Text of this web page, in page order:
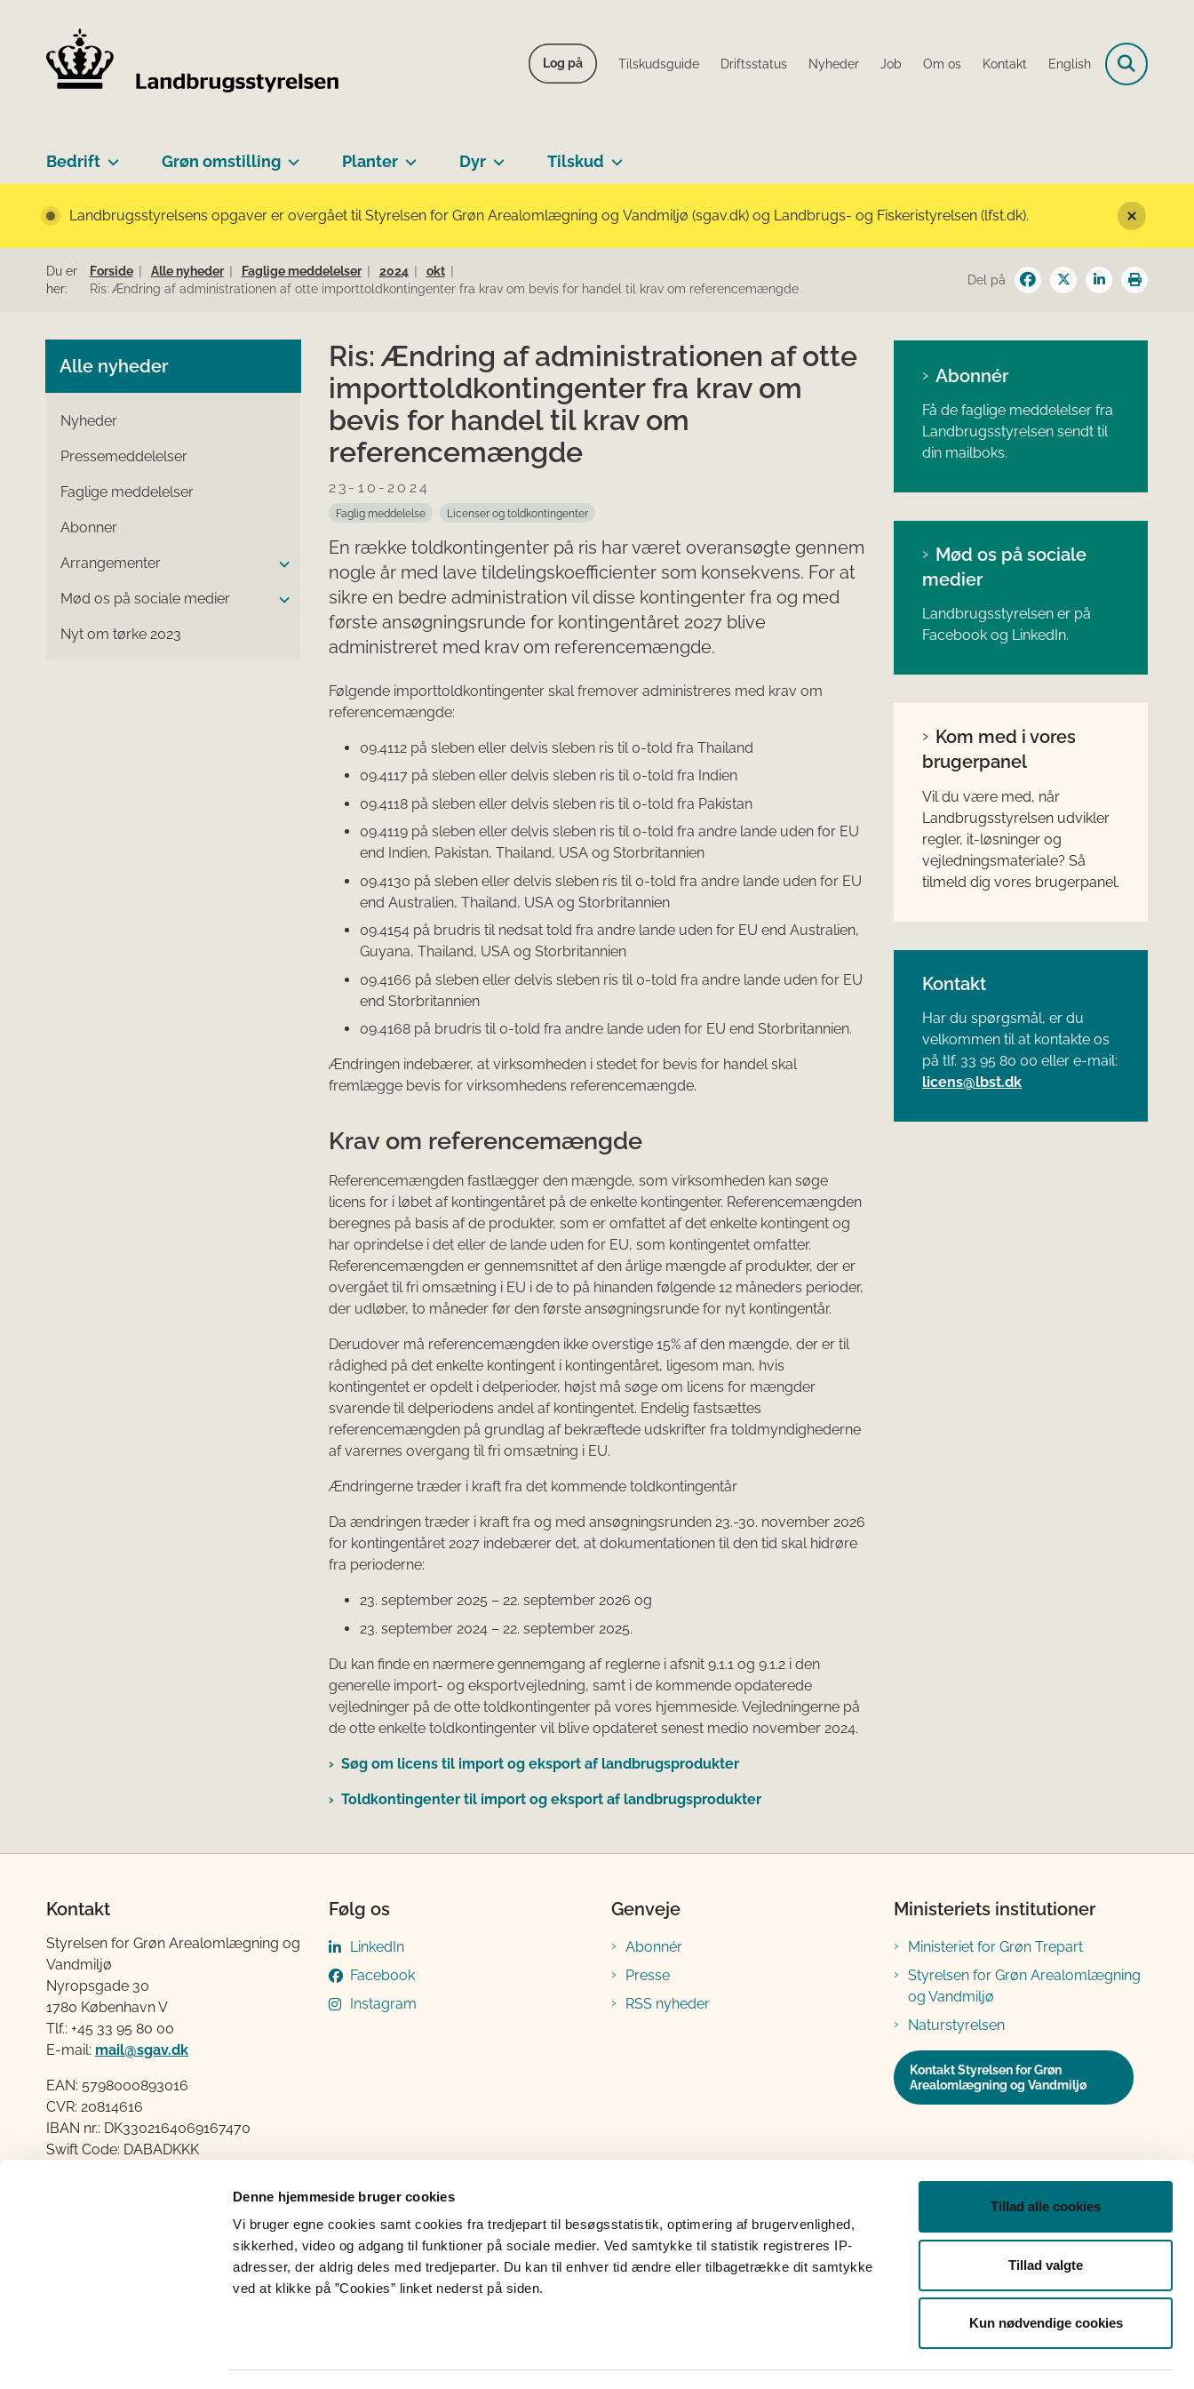
Denne hjemmeside bruger cookies
Vi bruger egne cookies samt cookies fra tredjepart til besøgsstatistik, optimering af brugervenlighed,
sikkerhed, video og adgang til funktioner på sociale medier. Ved samtykke til statistik registreres IP-
adresser, der aldrig deles med tredjeparter. Du kan til enhver tid ændre eller tilbagetrække dit samtykke
ved at klikke på ”Cookies” linket nederst på siden.
Tillad alle cookies
Tillad valgte
Kun nødvendige cookies
Log på Tilskudsguide Driftsstatus Nyheder Job Om os Kontakt English
Bedrift Grøn omstilling Planter Dyr Tilskud
Landbrugsstyrelsens opgaver er overgået til Styrelsen for Grøn Arealomlægning og Vandmiljø (sgav.dk) og Landbrugs- og Fiskeristyrelsen (lfst.dk).
Du er
her:
Forside Alle nyheder Faglige meddelelser 2024
okt
Ris: Ændring af administrationen af otte importtoldkontingenter fra krav om bevis for handel til krav om referencemængde
Del på
Alle nyheder
Nyheder
Pressemeddelelser
Faglige meddelelser
Abonner
Arrangementer
Mød os på sociale medier
Nyt om tørke 2023
Ris: Ændring af administrationen af otte
importtoldkontingenter fra krav om
bevis for handel til krav om
referencemængde
23-10-2024
Faglig meddelelse Licenser og toldkontingenter
En række toldkontingenter på ris har været overansøgte gennem
nogle år med lave tildelingskoefficienter som konsekvens. For at
sikre en bedre administration vil disse kontingenter fra og med
første ansøgningsrunde for kontingentåret 2027 blive
administreret med krav om referencemængde.
Følgende importtoldkontingenter skal fremover administreres med krav om
referencemængde:
09.4112 på sleben eller delvis sleben ris til 0-told fra Thailand
09.4117 på sleben eller delvis sleben ris til 0-told fra Indien
09.4118 på sleben eller delvis sleben ris til 0-told fra Pakistan
09.4119 på sleben eller delvis sleben ris til 0-told fra andre lande uden for EU
end Indien, Pakistan, Thailand, USA og Storbritannien
09.4130 på sleben eller delvis sleben ris til 0-told fra andre lande uden for EU
end Australien, Thailand, USA og Storbritannien
09.4154 på brudris til nedsat told fra andre lande uden for EU end Australien,
Guyana, Thailand, USA og Storbritannien
09.4166 på sleben eller delvis sleben ris til 0-told fra andre lande uden for EU
end Storbritannien
09.4168 på brudris til 0-told fra andre lande uden for EU end Storbritannien.
Ændringen indebærer, at virksomheden i stedet for bevis for handel skal
fremlægge bevis for virksomhedens referencemængde.
Krav om referencemængde
Referencemængden fastlægger den mængde, som virksomheden kan søge
licens for i løbet af kontingentåret på de enkelte kontingenter. Referencemængden
beregnes på basis af de produkter, som er omfattet af det enkelte kontingent og
har oprindelse i det eller de lande uden for EU, som kontingentet omfatter.
Referencemængden er gennemsnittet af den årlige mængde af produkter, der er
overgået til fri omsætning i EU i de to på hinanden følgende 12 måneders perioder,
der udløber, to måneder før den første ansøgningsrunde for nyt kontingentår.
Derudover må referencemængden ikke overstige 15% af den mængde, der er til
rådighed på det enkelte kontingent i kontingentåret, ligesom man, hvis
kontingentet er opdelt i delperioder, højst må søge om licens for mængder
svarende til delperiodens andel af kontingentet. Endelig fastsættes
referencemængden på grundlag af bekræftede udskrifter fra toldmyndighederne
af varernes overgang til fri omsætning i EU.
Ændringerne træder i kraft fra det kommende toldkontingentår
Da ændringen træder i kraft fra og med ansøgningsrunden 23.-30. november 2026
for kontingentåret 2027 indebærer det, at dokumentationen til den tid skal hidrøre
fra perioderne:
23. september 2025 – 22. september 2026 og
23. september 2024 – 22. september 2025.
Du kan finde en nærmere gennemgang af reglerne i afsnit 9.1.1 og 9.1.2 i den
generelle import- og eksportvejledning, samt i de kommende opdaterede
vejledninger på de otte toldkontingenter på vores hjemmeside. Vejledningerne på
de otte enkelte toldkontingenter vil blive opdateret senest medio november 2024.
Søg om licens til import og eksport af landbrugsprodukter
Toldkontingenter til import og eksport af landbrugsprodukter
Abonnér
Få de faglige meddelelser fra
Landbrugsstyrelsen sendt til
din mailboks.
Mød os på sociale
medier
Landbrugsstyrelsen er på
Facebook og LinkedIn.
Kom med i vores
brugerpanel
Vil du være med, når
Landbrugsstyrelsen udvikler
regler, it-løsninger og
vejledningsmateriale? Så
tilmeld dig vores brugerpanel.
Kontakt
Har du spørgsmål, er du
velkommen til at kontakte os
på tlf. 33 95 80 00 eller e-mail:
licens@lbst.dk
Kontakt
Styrelsen for Grøn Arealomlægning og
Vandmiljø
Nyropsgade 30
1780 København V
Tlf.: +45 33 95 80 00
E-mail: mail@sgav.dk
EAN: 5798000893016
CVR: 20814616
IBAN nr.: DK3302164069167470
Swift Code: DABADKKK
Mandag – Torsdag fra 08.30 – 15.00
Følg os
LinkedIn
Facebook
Instagram
Genveje
Abonnér
Presse
RSS nyheder
Ministeriets institutioner
Ministeriet for Grøn Trepart
Styrelsen for Grøn Arealomlægning
og Vandmiljø
Naturstyrelsen
Kontakt Styrelsen for Grøn
Arealomlægning og Vandmiljø
Persondatabeskyttelse Tilgængelighedserklæring Whistleblower Læs op Grypp skærmdeling